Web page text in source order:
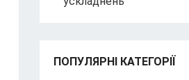
ПОПУЛЯРНІ КАТЕГОРІЇ